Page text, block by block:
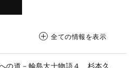
全ての情報を表示
の道－輪島大士物語４ 杉本久